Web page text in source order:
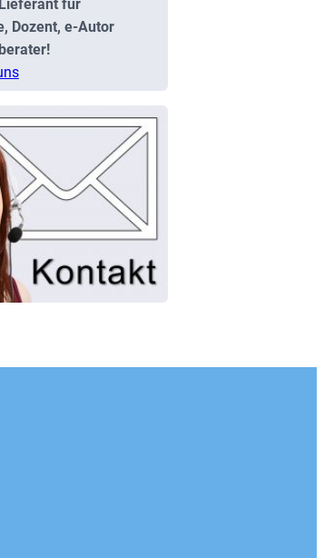
Lieferant für
Dozent, e-Autor